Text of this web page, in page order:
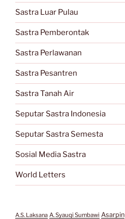
Sastra Luar Pulau
Sastra Pemberontak
Sastra Perlawanan
Sastra Pesantren
Sastra Tanah Air
Seputar Sastra Indonesia
Seputar Sastra Semesta
Sosial Media Sastra
World Letters
A.S. Laksana A. Syauqi Sumbawi Asarpin